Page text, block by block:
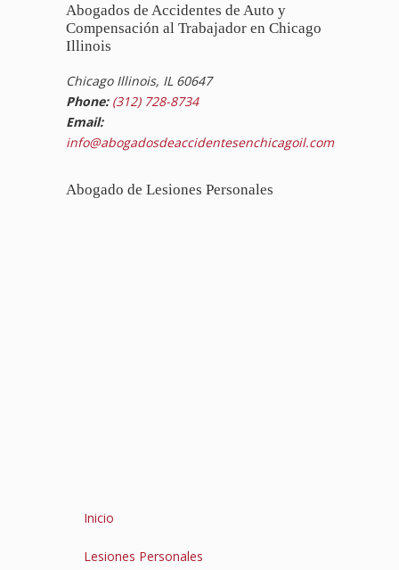
Abogados de Accidentes de Auto y
Compensación al Trabajador en Chicago
Illinois
Chicago Illinois, IL 60647
Phone: (312) 728-8734
Email:
info@abogadosdeaccidentesenchicagoil.com
Abogado de Lesiones Personales
Inicio
Lesiones Personales